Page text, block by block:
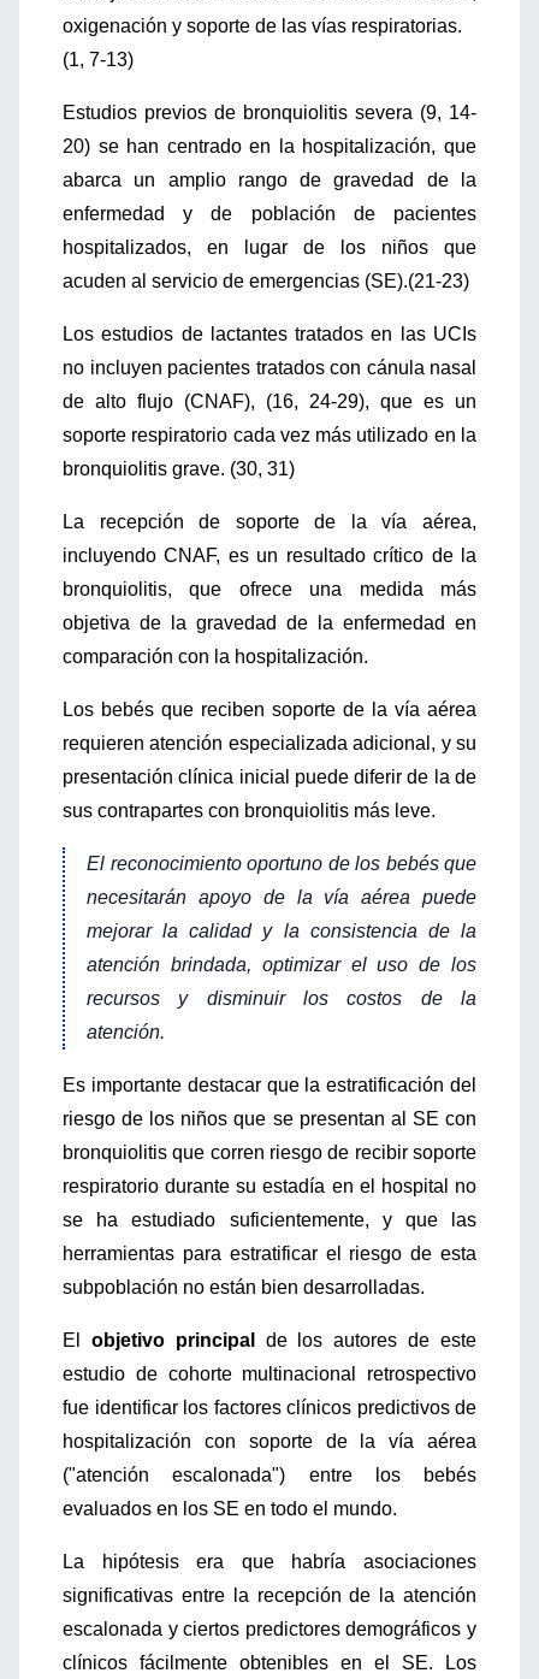
oxigenación y soporte de las vías respiratorias.
(1, 7-13)
Estudios previos de bronquiolitis severa (9, 14-
20) se han centrado en la hospitalización, que
abarca un amplio rango de gravedad de la
enfermedad y de población de pacientes
hospitalizados, en lugar de los niños que
acuden al servicio de emergencias (SE).(21-23)
Los estudios de lactantes tratados en las UCIs
no incluyen pacientes tratados con cánula nasal
de alto flujo (CNAF), (16, 24-29), que es un
soporte respiratorio cada vez más utilizado en la
bronquiolitis grave. (30, 31)
La recepción de soporte de la vía aérea,
incluyendo CNAF, es un resultado crítico de la
bronquiolitis, que ofrece una medida más
objetiva de la gravedad de la enfermedad en
comparación con la hospitalización.
Los bebés que reciben soporte de la vía aérea
requieren atención especializada adicional, y su
presentación clínica inicial puede diferir de la de
sus contrapartes con bronquiolitis más leve.
El reconocimiento oportuno de los bebés que
necesitarán apoyo de la vía aérea puede
mejorar la calidad y la consistencia de la
atención brindada, optimizar el uso de los
recursos y disminuir los costos de la
atención.
Es importante destacar que la estratificación del
riesgo de los niños que se presentan al SE con
bronquiolitis que corren riesgo de recibir soporte
respiratorio durante su estadía en el hospital no
se ha estudiado suficientemente, y que las
herramientas para estratificar el riesgo de esta
subpoblación no están bien desarrolladas.
El objetivo principal
de los autores de este
estudio de cohorte multinacional retrospectivo
fue identificar los factores clínicos predictivos de
hospitalización con soporte de la vía aérea
("atención escalonada") entre los bebés
evaluados en los SE en todo el mundo.
La hipótesis era que habría asociaciones
significativas entre la recepción de la atención
escalonada y ciertos predictores demográficos y
clínicos fácilmente obtenibles en el SE. Los